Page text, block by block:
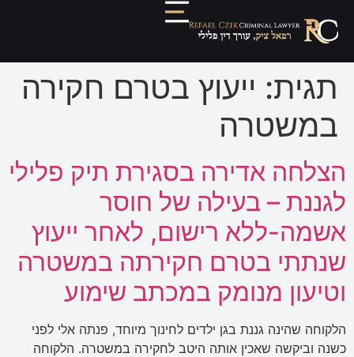
תגית: ייעוץ בטרם חקירה
במשטרה
הצלחה אדירה בסגירת תיק פלילי
לגננת – בעילה של חוסר
אשמה-ללא רישום, לאחר ייעוץ
שנתתי בטרם חקירתה במשטרה
וטיעון מנומק במכתב שימוע
הלקוחה שהינה גננת בגן ילדים לחינוך מיוחד, פנתה אלי לפני
כשנה וביקשה שאכין אותה היטב לחקירה במשטרה. הלקוחה